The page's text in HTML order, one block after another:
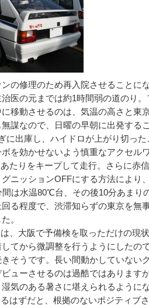
の修理のため再入院させることに
医の元までは約1時間弱の道のり
に移動させるのは、気温の高さと東
無謀なので、日曜の早朝に出発する
に出庫し、ハイドロが上がり切っ
を効かせないよう慎重なアクセル
たりをキープして走行。さらに赤
グニッションOFFにする方法により
間は水温80℃台、その後10分あまり
回る程度で、渋滞知らずの東京を無
。
、大阪で予備検を取っただけの現
してから微調整を行うようにしたの
そうです。長い間動かしていない
ューさせるのは過酷ではあります
気のある暑さに堪えられるように
はずだと、根拠のないポジティブ